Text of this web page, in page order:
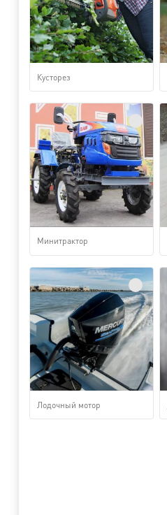
Кусторез
Минитрактор
Лодочный мотор